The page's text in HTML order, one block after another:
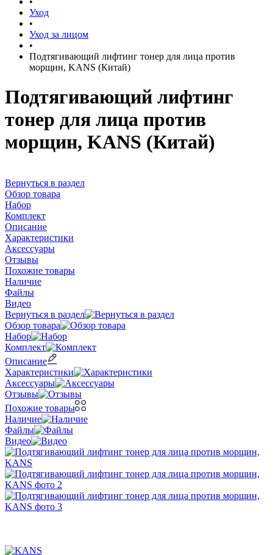
Уход
•
Уход за лицом
•
Подтягивающий лифтинг тонер для лица против
морщин, KANS (Китай)
Подтягивающий лифтинг
тонер для лица против
морщин, KANS (Китай)
Вернуться в раздел
Обзор товара
Набор
Комплект
Описание
Характеристики
Аксессуары
Отзывы
Похожие товары
Наличие
Файлы
Видео
Вернуться в раздел
Обзор товара
Набор
Комплект
Описание
Характеристики
Аксессуары
Отзывы
Похожие товары
Наличие
Файлы
Видео